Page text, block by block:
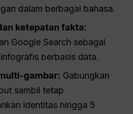
dalam berbagai bahasa.
ketepatan fakta:
Google Search sebagai
berbasis data.
gambar: Gabungkan
sambil tetap
identitas hingga 5